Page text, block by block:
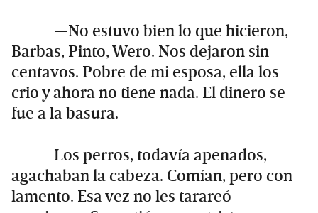
—No estuvo bien lo que hicieron,
Barbas, Pinto, Wero. Nos dejaron sin
centavos. Pobre de mi esposa, ella los
crio y ahora no tiene nada. El dinero se
fue a la basura.
Los perros, todavía apenados,
agachaban la cabeza. Comían, pero con
lamento. Esa vez no les tarareó